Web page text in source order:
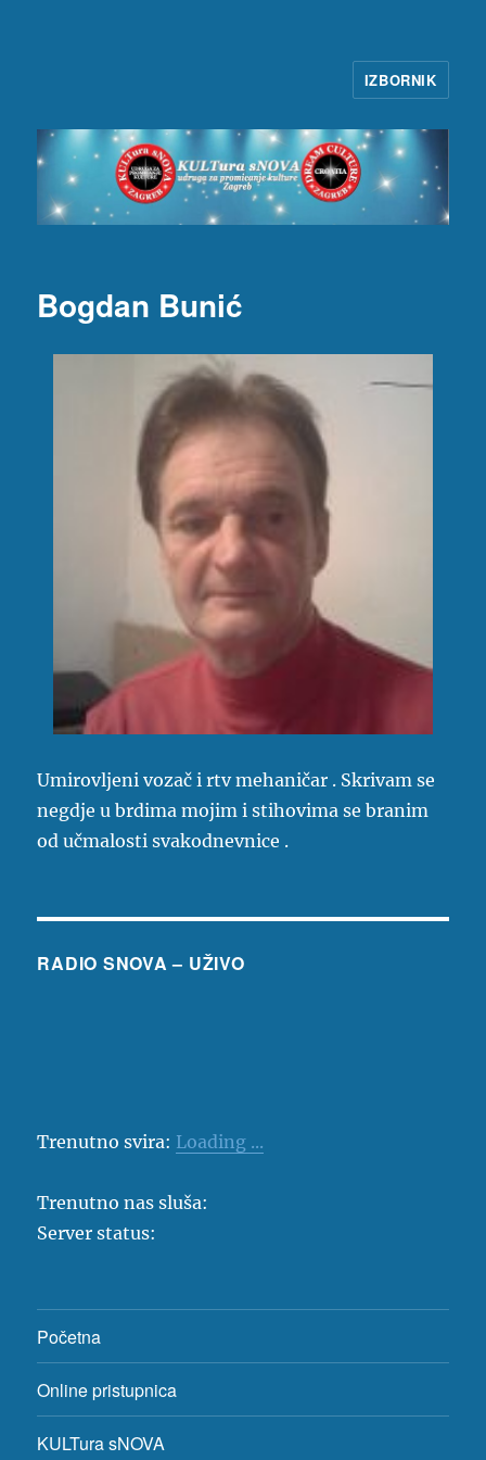
IZBORNIK
Bogdan Bunić
Umirovljeni vozač i rtv mehaničar . Skrivam se
negdje u brdima mojim i stihovima se branim
od učmalosti svakodnevnice .
RADIO SNOVA – UŽIVO
Trenutno svira: Loading ...
Trenutno nas sluša:
Server status:
Početna
Online pristupnica
KULTura sNOVA